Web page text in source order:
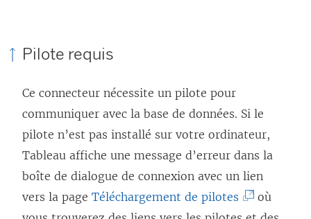
Pilote requis
Ce connecteur nécessite un pilote pour
communiquer avec la base de données. Si le
pilote n’est pas installé sur votre ordinateur,
Tableau affiche une message d’erreur dans la
boîte de dialogue de connexion avec un lien
vers la page Téléchargement de pilotes
où